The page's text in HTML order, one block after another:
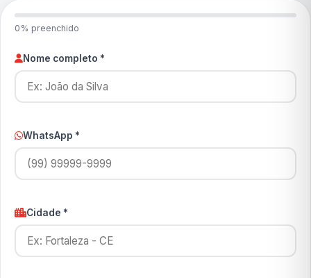
0% preenchido
Nome completo *
WhatsApp *
Cidade *